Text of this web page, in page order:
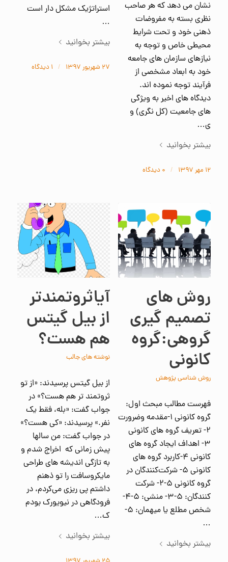
نشان می دهد که هر صاحب
نظری بسته به مفروضات
ذهنی خود و تحت شرایط
محیطی خاص و توجه به
نیازهای سازمان های جامعه
خود به ابعاد مشخصی از
فرآیند توجه نموده اند.
دیدگاه های اخیر به ویژگی
های جامعیت (کل نگری) و
ی…
بیشتر بخوانید
۱۲ مهر ۱۳۹۷ / ۰ دیدگاه‌
استراتژیک مشکل دار است
…
بیشتر بخوانید
۲۷ شهریور ۱۳۹۷ / ۱ دیدگاه
روش های
تصمیم گیری
گروهی:گروه
کانونی
روش شناسی پژوهش
فهرست مطالب مبحث اول:
گروه کانونی ۱-مقدمه وضرورت
۲- تعریف گروه های کانونی
۳- اهداف ایجاد گروه های
کانونی ۴-کاربرد گروه های
کانونی ۵- شرکت‌کنندگان در
گروه کانونی ۵-۲- شرکت
کنندگان: ۵-۳- منشی: ۵-۴-
شخص مطلع یا میهمان: ۵-
…
بیشتر بخوانید
آیاثروتمندتر
از بیل گیتس
هم هست؟
نوشته های جالب
از بیل گیتس پرسیدند: «از تو
ثروتمند تر هم هست؟» در
جواب گفت: «بله، فقط یک
نفر.» پرسیدند: «کی هست؟»
در جواب گفت: من سالها
پیش زمانی که اخراج شدم و
به تازگی اندیشه های طراحی
مایکروسافت را تو ذهنم
داشتم پی ریزی می‌کردم، در
فرودگاهی در نیویورک بودم
ک…
بیشتر بخوانید